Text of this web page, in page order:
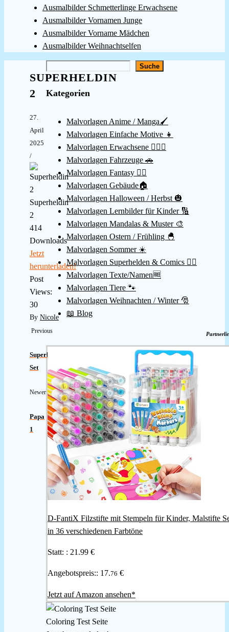
Ausmalbilder Schmetterlinge Erwachsene
Ausmalbilder Vornamen Junge
Ausmalbilder Vorname Mädchen
Ausmalbilder Weihnachtselfen
SUPERHELDIN
2
27.
April
2025
/
Superheldin
2
414
Downloads
Jetzt
herunterladen!
Post
Views:
30
By Nicole
Previous
Superhelden-
Set
Newer
Papa
1
Suche
Kategorien
Malvorlagen Anime / Manga🖌️
Malvorlagen Einfache Motive 👧
Malvorlagen Erwachsene 👱🏻‍♀️
Malvorlagen Fahrzeuge 🚗
Malvorlagen Fantasy 🧚‍♀️
Malvorlagen Gebäude🏠
Malvorlagen Halloween / Herbst 🎃
Malvorlagen Lernbilder für Kinder 🔢
Malvorlagen Mandalas & Muster 🎨
Malvorlagen Ostern / Frühling 🐣
Malvorlagen Sommer ☀️
Malvorlagen Superhelden & Comics 🦸‍♂️
Malvorlagen Texte/Namen🆓
Malvorlagen Tiere 🐾
Malvorlagen Weihnachten / Winter 🎅
📖 Blog
D-FantiX Filzstifte mit Stempeln für Kinder, Malstifte
in 36 verschiedenen Farbtöne
Statt: : 21.99 €
Angebotspreis:: 17.76 €
Jetzt auf Amazon ansehen*
Coloring Test Seite